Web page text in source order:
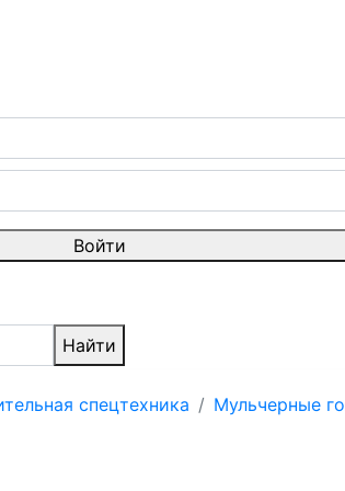
Войти
Найти
спецтехника Мульчерные